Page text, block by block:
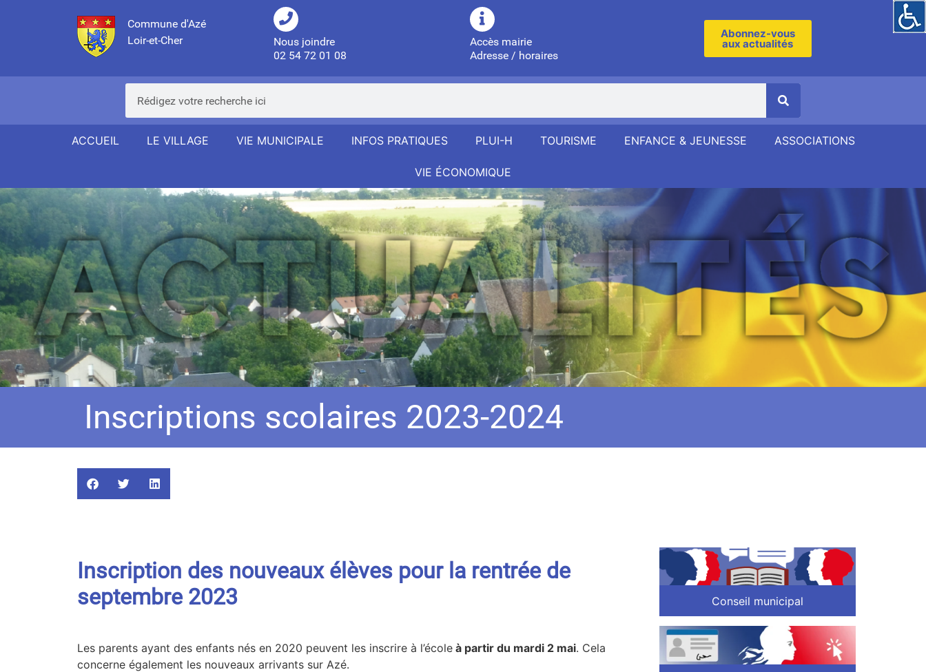
Commune d'Azé
Loir-et-Cher
Nous joindre
02 54 72 01 08
Accès mairie
Adresse / horaires
Abonnez-vous
aux actualités
ACCUEIL LE VILLAGE VIE MUNICIPALE INFOS PRATIQUES PLUI-H TOURISME ENFANCE & JEUNESSE ASSOCIATIONS
VIE ÉCONOMIQUE
Inscriptions scolaires 2023-2024
Inscription des nouveaux élèves pour la rentrée de
septembre 2023
Les parents ayant des enfants nés en 2020 peuvent les inscrire à l’école à partir du mardi 2 mai. Cela
concerne également les nouveaux arrivants sur Azé.
Conseil municipal